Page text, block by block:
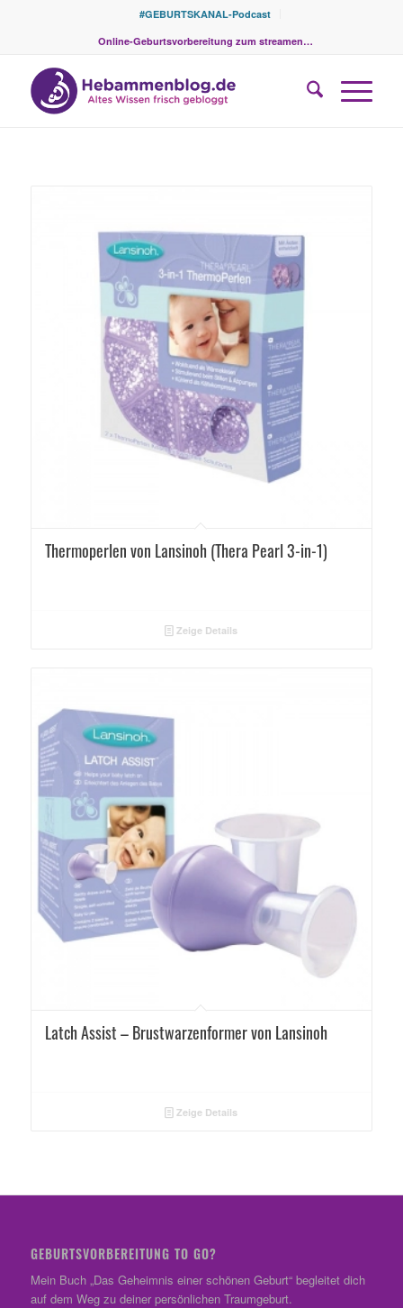
#GEBURTSKANAL-Podcast
Online-Geburtsvorbereitung zum streamen…
Thermoperlen von Lansinoh (Thera Pearl 3-in-1)
Zeige Details
Latch Assist – Brustwarzenformer von Lansinoh
Zeige Details
GEBURTSVORBEREITUNG TO GO?
Mein Buch „Das Geheimnis einer schönen Geburt“ begleitet dich
auf dem Weg zu deiner persönlichen Traumgeburt.